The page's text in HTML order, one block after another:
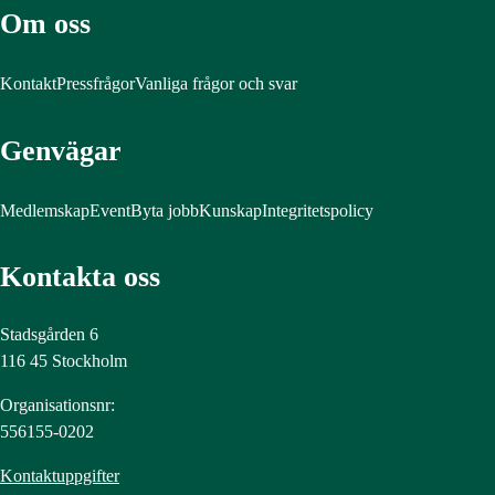
Om oss
KontaktPressfrågorVanliga frågor och svar
Genvägar
MedlemskapEventByta jobbKunskapIntegritetspolicy
Kontakta oss
Stadsgården 6
116 45 Stockholm
Organisationsnr:
556155-0202
Kontaktuppgifter